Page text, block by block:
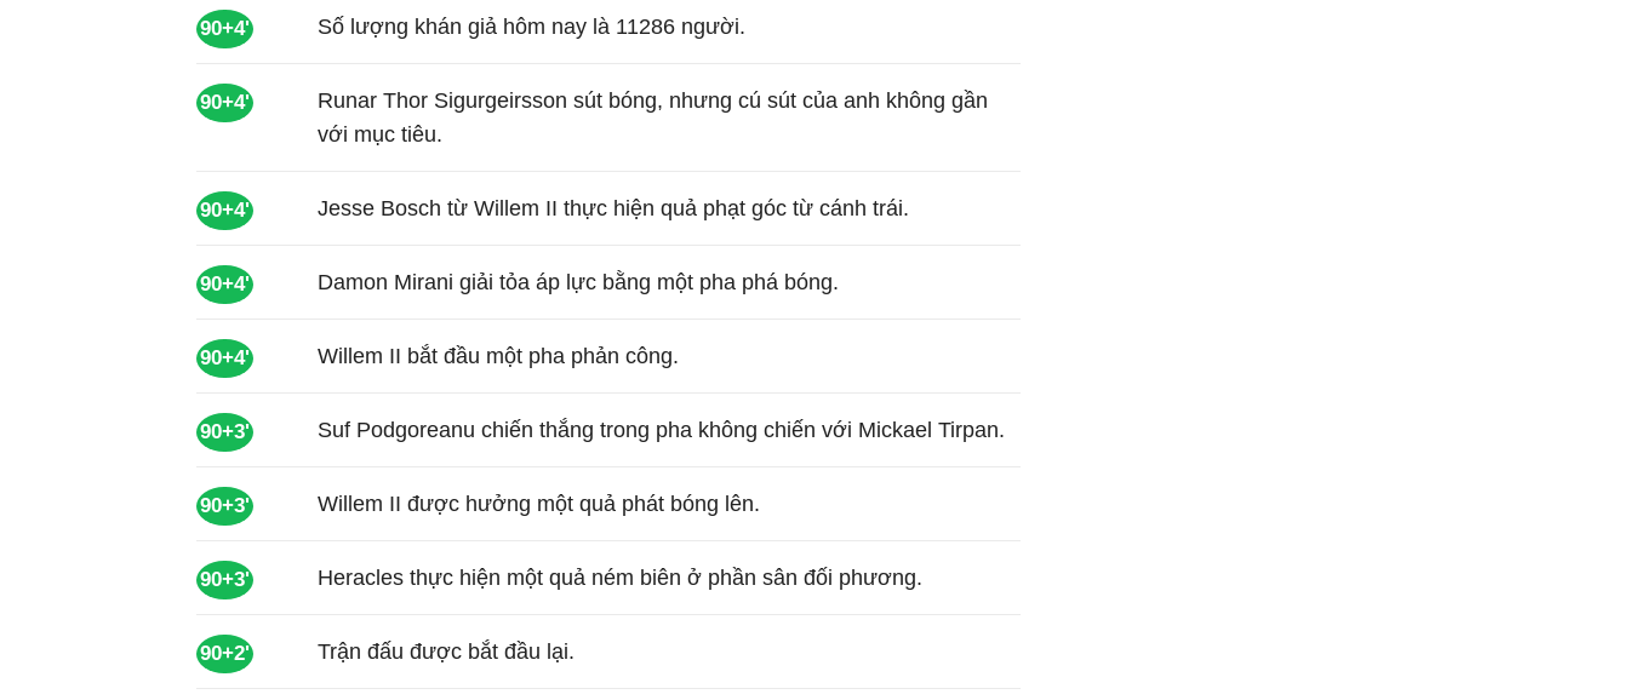
90+4' Số lượng khán giả hôm nay là 11286 người.
90+4'
Runar Thor Sigurgeirsson sút bóng, nhưng cú sút của anh không gần
với mục tiêu.
90+4' Jesse Bosch từ Willem II thực hiện quả phạt góc từ cánh trái.
90+4' Damon Mirani giải tỏa áp lực bằng một pha phá bóng.
90+4' Willem II bắt đầu một pha phản công.
90+3' Suf Podgoreanu chiến thắng trong pha không chiến với Mickael Tirpan.
90+3' Willem II được hưởng một quả phát bóng lên.
90+3' Heracles thực hiện một quả ném biên ở phần sân đối phương.
90+2' Trận đấu được bắt đầu lại.